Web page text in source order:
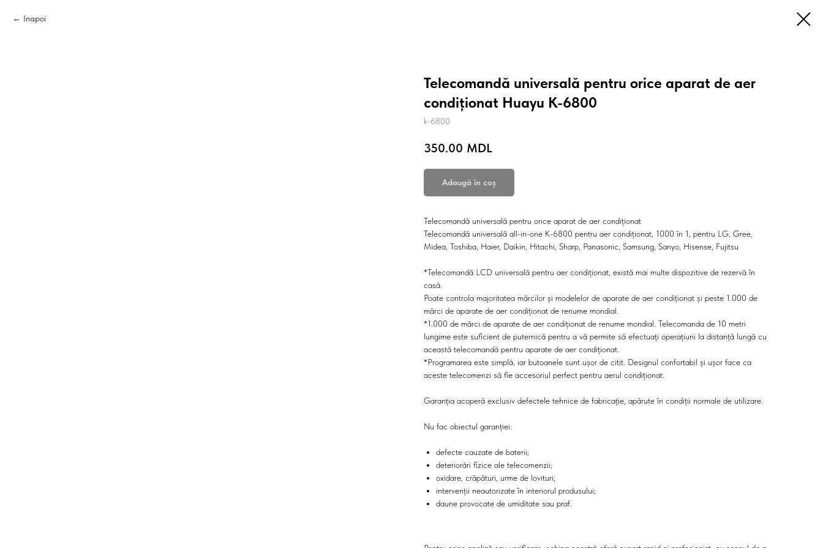
Inapoi
Telecomandă universală pentru orice aparat de aer
condiționat Huayu K-6800
k-6800
350.00 MDL
Adaugă în coș
Telecomandă universală pentru orice aparat de aer condiționat
Telecomandă universală all-in-one K-6800 pentru aer condiționat, 1000 în 1, pentru LG, Gree,
Midea, Toshiba, Haier, Daikin, Hitachi, Sharp, Panasonic, Samsung, Sanyo, Hisense, Fujitsu
*Telecomandă LCD universală pentru aer condiționat, există mai multe dispozitive de rezervă în
casă.
Poate controla majoritatea mărcilor și modelelor de aparate de aer condiționat și peste 1.000 de
mărci de aparate de aer condiționat de renume mondial.
*1.000 de mărci de aparate de aer condiționat de renume mondial. Telecomanda de 10 metri
lungime este suficient de puternică pentru a vă permite să efectuați operațiuni la distanță lungă cu
această telecomandă pentru aparate de aer condiționat.
*Programarea este simplă, iar butoanele sunt ușor de citit. Designul confortabil și ușor face ca
aceste telecomenzi să fie accesoriul perfect pentru aerul condiționat.
Garanția acoperă exclusiv defectele tehnice de fabricație, apărute în condiții normale de utilizare.
Nu fac obiectul garanției:
defecte cauzate de baterii;
deteriorări fizice ale telecomenzii;
oxidare, crăpături, urme de lovituri;
intervenții neautorizate în interiorul produsului;
daune provocate de umiditate sau praf.